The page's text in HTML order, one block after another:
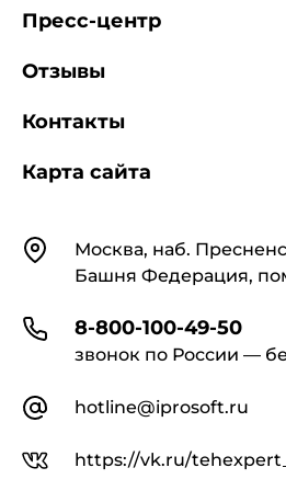
КонтактыМосква, наб.
Башня Федерация,
8-800-100-49-50
звонок по России —
hotline@iprosoft.ru
https://vk.ru/
Пресс-центр
Отзывы
Контакты
Карта сайта